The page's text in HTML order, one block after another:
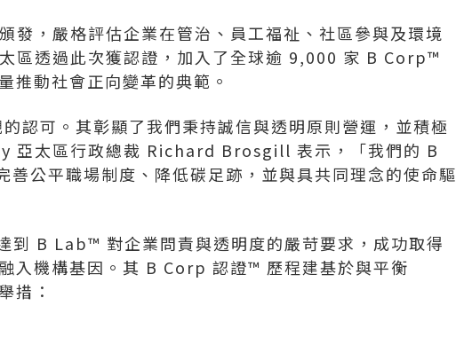
，嚴格評估企業在管治、員工福祉、社區參與及環境
區透過此次獲認證，加入了全球逾 9,000 家 B Corp™
推動社會正向變革的典範。
認可。其彰顯了我們秉持誠信與透明原則營運，並積極
亞太區行政總裁 Richard Brosgill 表示，「我們的 B
公平職場制度、降低碳足跡，並與具共同理念的使命驅
B Lab™ 對企業問責與透明度的嚴苛要求，成功取得
入機構基因。其 B Corp 認證™ 歷程建基於與平衡
措：